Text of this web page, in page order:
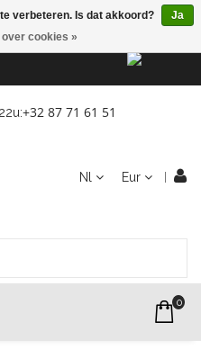
+32 87 71 61 51
Nl Eur
0
verbeteren. Is dat akkoord?
Ja
over cookies »